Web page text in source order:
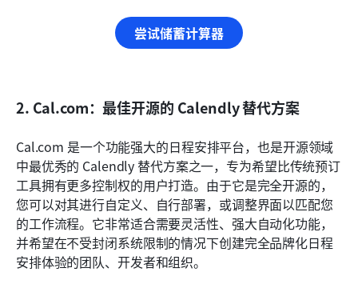
尝试储蓄计算器
2. Cal.com：最佳开源的 Calendly 替代方案
Cal.com 是一个功能强大的日程安排平台，也是开源领域
中最优秀的 Calendly 替代方案之一，专为希望比传统预订
工具拥有更多控制权的用户打造。由于它是完全开源的，
您可以对其进行自定义、自行部署，或调整界面以匹配您
的工作流程。它非常适合需要灵活性、强大自动化功能，
并希望在不受封闭系统限制的情况下创建完全品牌化日程
安排体验的团队、开发者和组织。